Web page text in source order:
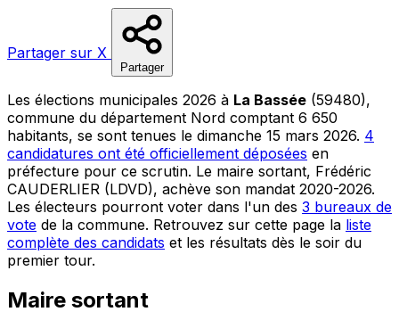
Partager sur X
Partager
Les élections municipales 2026 à La Bassée (59480),
commune du département Nord comptant 6 650
habitants, se sont tenues le dimanche 15 mars 2026. 4
candidatures ont été officiellement déposées en
préfecture pour ce scrutin. Le maire sortant, Frédéric
CAUDERLIER (LDVD), achève son mandat 2020-2026.
Les électeurs pourront voter dans l'un des 3 bureaux de
vote de la commune. Retrouvez sur cette page la liste
complète des candidats et les résultats dès le soir du
premier tour.
Maire sortant